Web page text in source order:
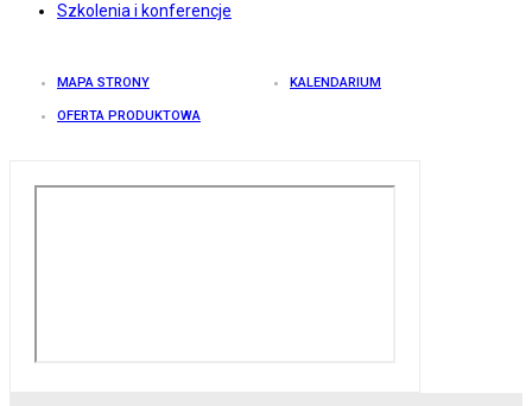
Szkolenia i konferencje
MAPA STRONY KALENDARIUM
OFERTA PRODUKTOWA